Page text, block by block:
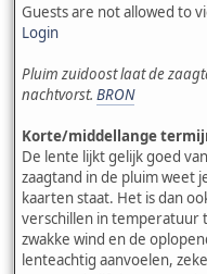
Guests are not allowed to
Login
Pluim zuidoost laat de
nachtvorst. BRON
Korte/middellange
De lente lijkt gelijk goed
zaagtand in de pluim weet
kaarten staat. Het is dan
verschillen in temperatuur
zwakke wind en de
lenteachtig aanvoelen,